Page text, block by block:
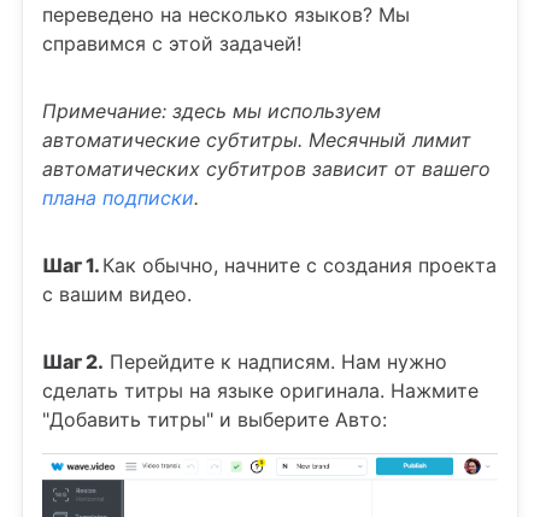
переведено на несколько языков? Мы
справимся с этой задачей!
Примечание: здесь мы используем
автоматические субтитры. Месячный лимит
автоматических субтитров зависит от вашего
плана подписки.
Шаг 1. Как обычно, начните с создания проекта
с вашим видео.
Шаг 2. Перейдите к надписям. Нам нужно
сделать титры на языке оригинала. Нажмите
"Добавить титры" и выберите Авто: